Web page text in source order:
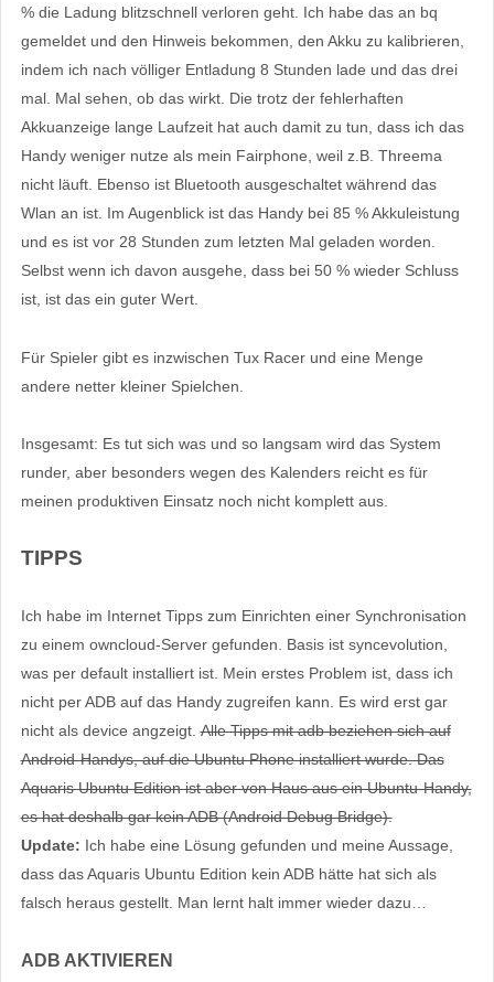
% die Ladung blitzschnell verloren geht. Ich habe das an bq
gemeldet und den Hinweis bekommen, den Akku zu kalibrieren,
indem ich nach völliger Entladung 8 Stunden lade und das drei
mal. Mal sehen, ob das wirkt. Die trotz der fehlerhaften
Akkuanzeige lange Laufzeit hat auch damit zu tun, dass ich das
Handy weniger nutze als mein Fairphone, weil z.B. Threema
nicht läuft. Ebenso ist Bluetooth ausgeschaltet während das
Wlan an ist. Im Augenblick ist das Handy bei 85 % Akkuleistung
und es ist vor 28 Stunden zum letzten Mal geladen worden.
Selbst wenn ich davon ausgehe, dass bei 50 % wieder Schluss
ist, ist das ein guter Wert.
Für Spieler gibt es inzwischen Tux Racer und eine Menge
andere netter kleiner Spielchen.
Insgesamt: Es tut sich was und so langsam wird das System
runder, aber besonders wegen des Kalenders reicht es für
meinen produktiven Einsatz noch nicht komplett aus.
TIPPS
Ich habe im Internet Tipps zum Einrichten einer Synchronisation
zu einem owncloud-Server gefunden. Basis ist syncevolution,
was per default installiert ist. Mein erstes Problem ist, dass ich
nicht per ADB auf das Handy zugreifen kann. Es wird erst gar
nicht als device angzeigt.Alle Tipps mit adb beziehen sich auf
Android-Handys, auf die Ubuntu Phone installiert wurde. Das
Aquaris Ubuntu Edition ist aber von Haus aus ein Ubuntu-Handy,
es hat deshalb gar kein ADB (Android Debug Bridge).
Update: Ich habe eine Lösung gefunden und meine Aussage,
dass das Aquaris Ubuntu Edition kein ADB hätte hat sich als
falsch heraus gestellt. Man lernt halt immer wieder dazu…
ADB AKTIVIEREN